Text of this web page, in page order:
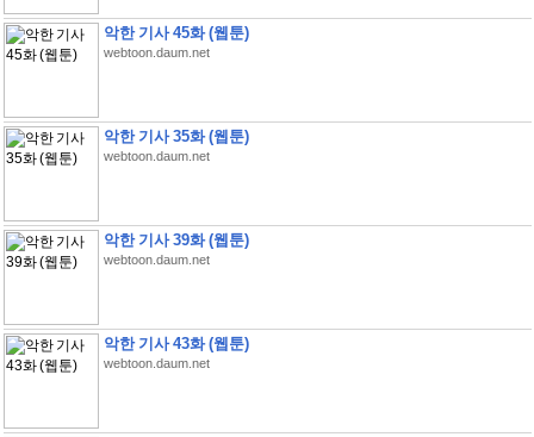
악한 기사 45화 (웹툰)
webtoon.daum.net
악한 기사 35화 (웹툰)
webtoon.daum.net
악한 기사 39화 (웹툰)
webtoon.daum.net
악한 기사 43화 (웹툰)
webtoon.daum.net